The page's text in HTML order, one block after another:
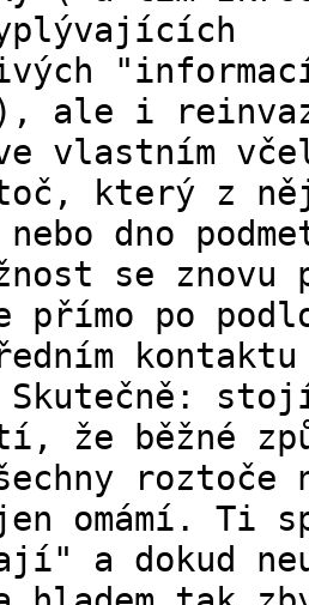
ale i
vlastním
který z
dno
se
přímo po
že běžné
roztoče
omámí. Ti
a dokud